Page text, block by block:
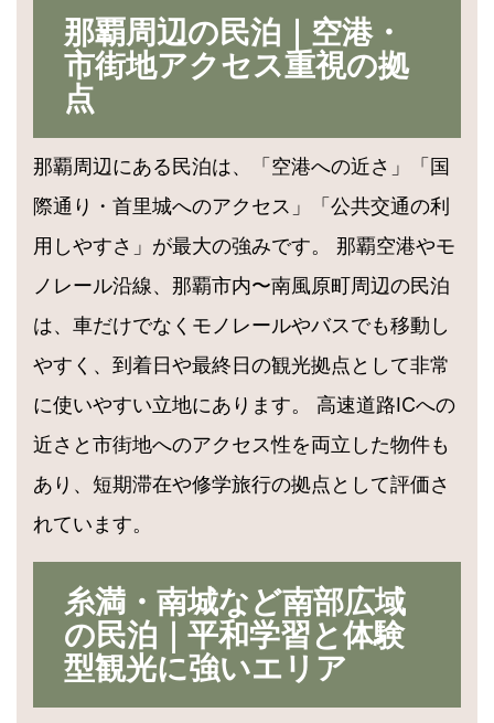
那覇周辺の民泊｜空港・
市街地アクセス重視の拠
点
那覇周辺にある民泊は、「空港への近さ」「国
際通り・首里城へのアクセス」「公共交通の利
用しやすさ」が最大の強みです。 那覇空港やモ
ノレール沿線、那覇市内〜南風原町周辺の民泊
は、車だけでなくモノレールやバスでも移動し
やすく、到着日や最終日の観光拠点として非常
に使いやすい立地にあります。 高速道路ICへの
近さと市街地へのアクセス性を両立した物件も
あり、短期滞在や修学旅行の拠点として評価さ
れています。
糸満・南城など南部広域
の民泊｜平和学習と体験
型観光に強いエリア